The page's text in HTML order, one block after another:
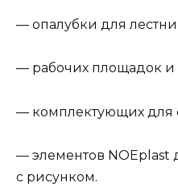
— опалубки для
— рабочих площадок
— комплектующих для
— элементов NOEplast
с рисунком.